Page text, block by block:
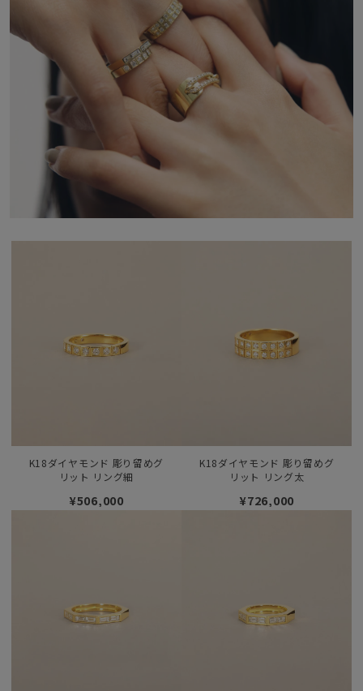
K18ダイヤモンド 彫り留めグ
リット リング細
¥506,000
K18ダイヤモンド 彫り留めグ
リット リング太
¥726,000